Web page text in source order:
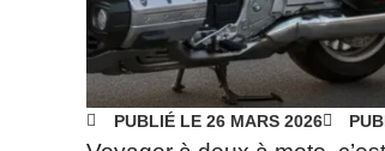
PUBLIÉ LE 26 MARS 2026